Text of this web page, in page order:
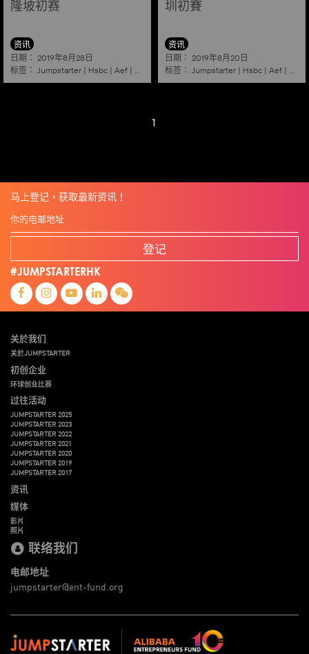
隆坡初赛
资讯
日期： 2019年8月28日
标签： Jumpstarter | Hsbc | Aef | Alibaba |2020 |Kuala lumpur
圳初賽
资讯
日期： 2019年8月20日
标签： Jumpstarter | Hsbc | Aef |
1
马上登记，获取最新资讯！
登记
#JUMPSTARTERHK
关於我们
关於JUMPSTARTER
初创企业
环球创业比赛
过往活动
JUMPSTARTER 2025
JUMPSTARTER 2023
JUMPSTARTER 2022
JUMPSTARTER 2021
JUMPSTARTER 2020
JUMPSTARTER 2019
JUMPSTARTER 2017
资讯
媒体
影片
照片
联络我们
电邮地址
jumpstarter@ent-fund.org